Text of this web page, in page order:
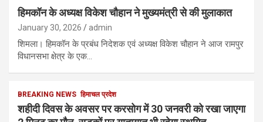
हिमकॉन के अध्यक्ष विकेश चौहान ने मुख्यमंत्री से की मुलाकात
January 30, 2026 admin
शिमला। हिमकॉन के प्रबंध निदेशक एवं अध्यक्ष विकेश चौहान ने आज रामपुर
विधानसभा क्षेत्र के एक…
BREAKING NEWS हिमाचल प्रदेश
शहीदी दिवस के अवसर पर करसोग में 30 जनवरी को रखा जाएगा